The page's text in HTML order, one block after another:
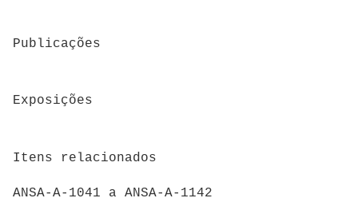
Publicações
Exposições
Itens relacionados
ANSA-A-1041 a ANSA-A-1142